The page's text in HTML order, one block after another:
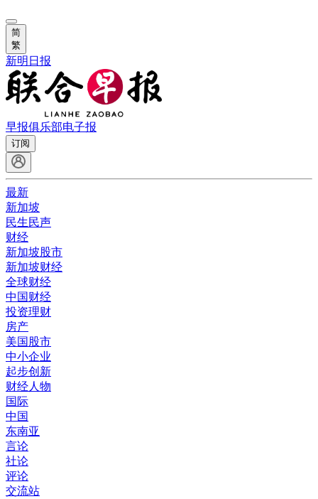
简
繁
新明日报
早报俱乐部电子报
订阅
最新
新加坡
民生民声
财经
新加坡股市
新加坡财经
全球财经
中国财经
投资理财
房产
美国股市
中小企业
起步创新
财经人物
国际
中国
东南亚
言论
社论
评论
交流站